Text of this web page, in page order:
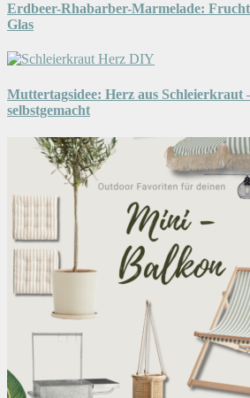
Erdbeer-Rhabarber-Marmelade:
Glas
Muttertagsidee: Herz aus Schleierkraut
selbstgemacht